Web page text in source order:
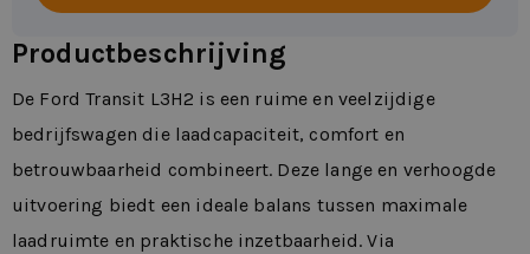
Productbeschrijving
De Ford Transit L3H2 is een ruime en veelzijdige
bedrijfswagen die laadcapaciteit, comfort en
betrouwbaarheid combineert. Deze lange en verhoogde
uitvoering biedt een ideale balans tussen maximale
laadruimte en praktische inzetbaarheid. Via